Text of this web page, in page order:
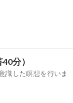
分）
識した瞑想を行いま